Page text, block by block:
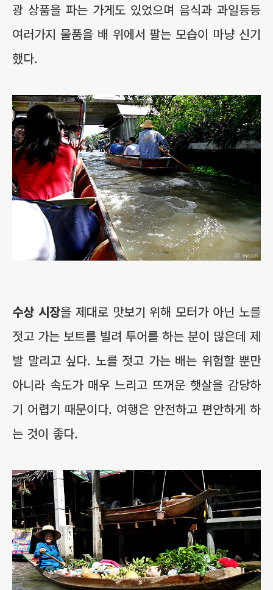
광 상품을 파는 가게도 있었으며 음식과 과일등등
여러가지 물품을 배 위에서 팔는 모습이 마냥 신기
했다.
수상 시장을 제대로 맛보기 위해 모터가 아닌 노를
젓고 가는 보트를 빌려 투어를 하는 분이 많은데 제
발 말리고 싶다. 노를 젓고 가는 배는 위험할 뿐만
아니라 속도가 매우 느리고 뜨꺼운 햇살을 감당하
기 어렵기 때문이다. 여행은 안전하고 편안하게 하
는 것이 좋다.